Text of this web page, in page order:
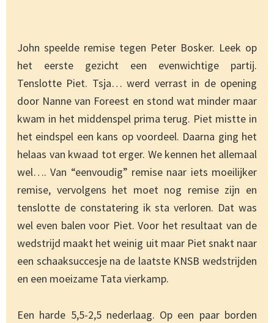
John speelde remise tegen Peter Bosker. Leek op
het eerste gezicht een evenwichtige partij.
Tenslotte Piet. Tsja… werd verrast in de opening
door Nanne van Foreest en stond wat minder maar
kwam in het middenspel prima terug. Piet mistte in
het eindspel een kans op voordeel. Daarna ging het
helaas van kwaad tot erger. We kennen het allemaal
wel…. Van “eenvoudig” remise naar iets moeilijker
remise, vervolgens het moet nog remise zijn en
tenslotte de constatering ik sta verloren. Dat was
wel even balen voor Piet. Voor het resultaat van de
wedstrijd maakt het weinig uit maar Piet snakt naar
een schaaksuccesje na de laatste KNSB wedstrijden
en een moeizame Tata vierkamp.
Een harde 5,5-2,5 nederlaag. Op een paar borden